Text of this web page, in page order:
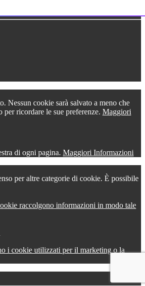
Nessun cookie sarà salvato a meno che
ricordare le sue preferenze. Maggiori
di ogni pagina. Maggiori Informazioni
per altre categorie di cookie. È possibile
raccolgono informazioni in modo tale
i cookie utilizzati per il marketing o la